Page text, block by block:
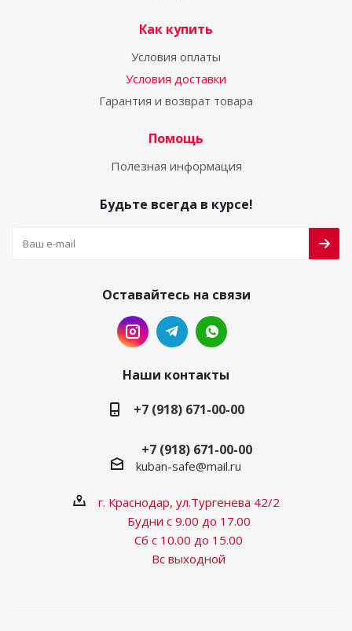
Как купить
Условия оплаты
Условия доставки
Гарантия и возврат товара
Помощь
Полезная информация
Будьте всегда в курсе!
Оставайтесь на связи
Наши контакты
+7 (918) 671-00-00
+7 (918) 671-00-00
kuban-safe@mail.ru
г. Краснодар, ул.Тургенева 42/2
Будни с 9.00 до 17.00
Сб с 10.00 до 15.00
Вс выходной